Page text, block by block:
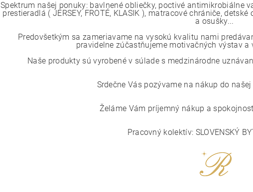
Spektrum našej ponuky: bavlnené obliečky, poctivé antimikrobiálne
prestieradlá ( JERSEY, FROTÉ, KLASIK ), matracové chrániče,
a osušky...
Predovšetkým sa zameriavame na vysokú kvalitu nami
pravidelne zúčastňujeme motivačných výstav
Naše produkty sú vyrobené v súlade s medzinárodne
Srdečne Vás pozývame na nákup do
Želáme Vám príjemný nákup a
Pracovný kolektív: SLOVENSKÝ